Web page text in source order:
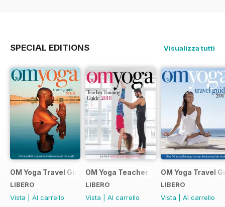
SPECIAL EDITIONS Visualizza tutti
OM Yoga Travel Guide 2019
LIBERO
Vista
Al carrello
OM Yoga Teacher Training Guide 2018
LIBERO
Vista
Al carrello
OM Yoga Travel
LIBERO
Vista
Al carrello